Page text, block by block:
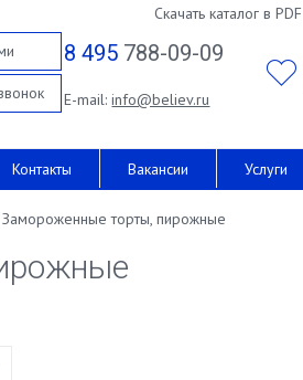
Скачать каталог в PDF
8 495 788-09-09
E-mail:info@believ.ru
Контакты Вакансии Услуги
Замороженные торты, пирожные